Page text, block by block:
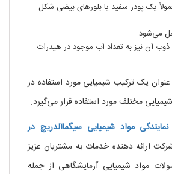
یک پودر سفید یا بلورهای بیضی شکل
می‌شود.
آن نیز به تعداد آب موجود در هیدرات
یک ترکیب شیمیایی مورد استفاده در
مختلف مورد استفاده قرار می‌گیرد.
نمایندگی مواد شیمیایی سیگماآلدریچ در
ارائه دهنده خدمات به مشتریان عزیز
مواد شیمیایی آزمایشگاهی از جمله